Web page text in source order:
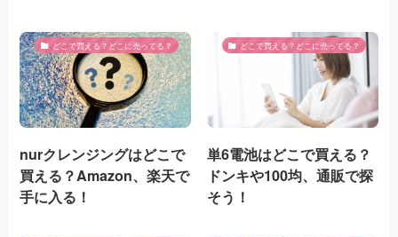
どこで買える？どこに売ってる？
nurクレンジングはどこで
買える？Amazon、楽天で
手に入る！
どこで買える？どこに売ってる？
単6電池はどこで買える？
ドンキや100均、通販で探
そう！